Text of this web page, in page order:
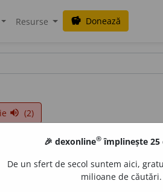
Resurse savings Donează
volume_up (2)
🎉 dexonline® împlinește 25
De un sfert de secol suntem aici,
milioane de căutări.